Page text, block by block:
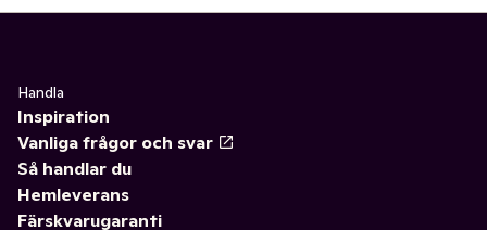
Handla
Inspiration
Vanliga frågor och svar
Så handlar du
Hemleverans
Färskvarugaranti